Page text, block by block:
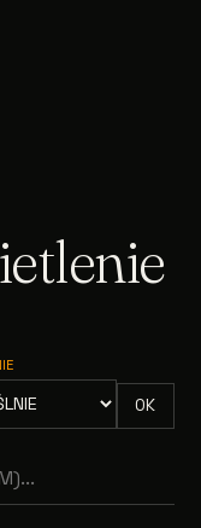
OK